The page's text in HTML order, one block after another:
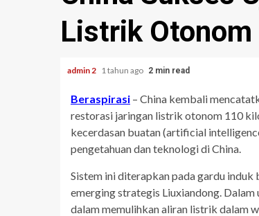
Listrik Otonom
admin 2 1 tahun ago 2 min read
Beraspirasi – China kembali
restorasi jaringan listrik otonom 110
kecerdasan buatan (artificial
pengetahuan dan teknologi di China.
Sistem ini diterapkan pada gardu
emerging strategis Liuxiandong.
dalam memulihkan aliran listrik dalam